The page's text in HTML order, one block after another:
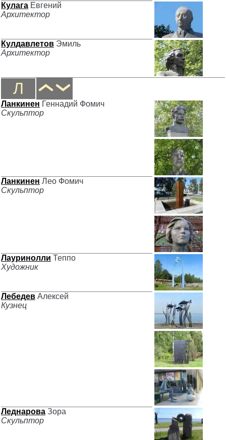
Кулага Евгений
Архитектор
Кулдавлетов Эмиль
Архитектор
Л
Ланкинен Геннадий Фомич
Скульптор
Ланкинен Лео Фомич
Скульптор
Лауринолли Теппо
Художник
Лебедев Алексей
Кузнец
Леднарова Зора
Скульптор